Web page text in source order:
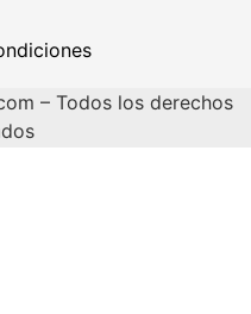
– Todos los derechos